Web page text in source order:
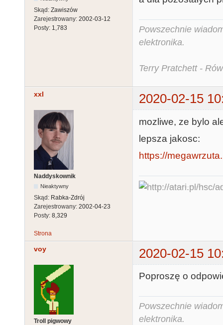
Skąd: Zawiszów
Zarejestrowany: 2002-03-12
Posty: 1,783
Powszechnie
elektronika.
Terry Pratchett -
xxl 2020-02-15
Naddyskownik
Nieaktywny
Skąd: Rabka-Zdrój
Zarejestrowany: 2002-04-23
Posty: 8,329
mozliwe, ze bylo
lepsza jakosc:
https://
Strona
voy 2020-02-15
Troll pigwowy
Poproszę o
Powszechnie
elektronika.